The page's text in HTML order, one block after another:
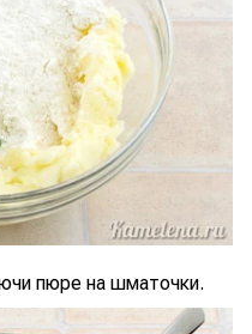
пюре на шматочки.